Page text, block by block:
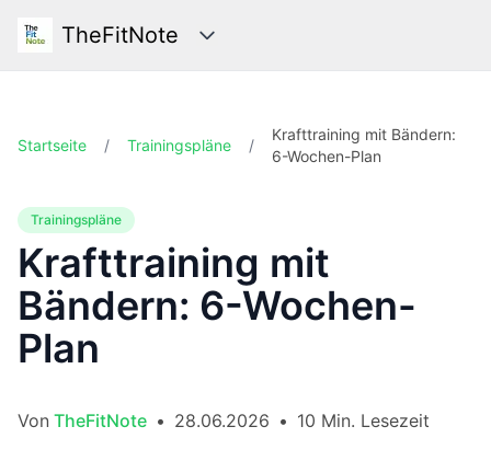
TheFitNote Kategorien
Startseite / Trainingspläne /
Krafttraining mit Bändern:
6-Wochen-Plan
Trainingspläne
Krafttraining mit
Bändern: 6-Wochen-
Plan
Von TheFitNote • 28.06.2026 • 10 Min. Lesezeit